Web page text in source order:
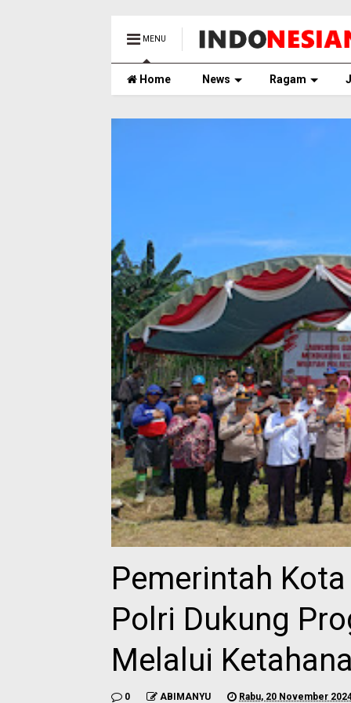
MENU
Home News Ragam
Pemerintah
Polri Dukung
Melalui
0 ABIMANYU Rabu, 20 November